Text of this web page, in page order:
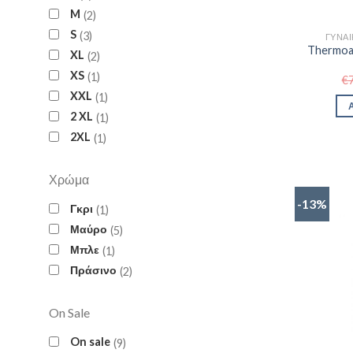
M 2
S 3
XL 2
XS 1
XXL 1
2 XL 1
2XL 1
Χρώμα
Γκρι 1
Μαύρο 5
Μπλε 1
Πράσινο 2
On Sale
On sale 9
€
-13%